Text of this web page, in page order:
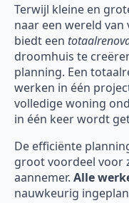
Terwijl kleine en
naar een wereld
biedt een
droomhuis te
planning. Een
werken in één
volledige woning
in één keer wordt
De efficiënte
groot voordeel voor
aannemer. Alle
nauwkeurig